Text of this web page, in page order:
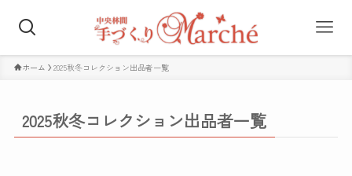
ホーム 2025秋冬コレクション出品者一覧
2025秋冬コレクション出品者一覧